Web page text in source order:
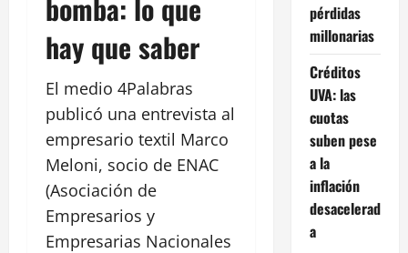
bomba: lo que
hay que saber
El medio 4Palabras
publicó una entrevista al
empresario textil Marco
Meloni, socio de ENAC
(Asociación de
Empresarios y
Empresarias Nacionales
pérdidas
millonarias
Créditos
UVA: las
cuotas
suben pese
a la
inflación
desacelerad
a